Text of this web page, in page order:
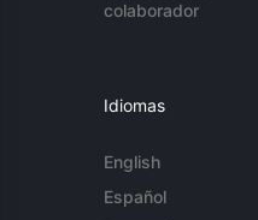
colaborador
Idiomas
English
Español